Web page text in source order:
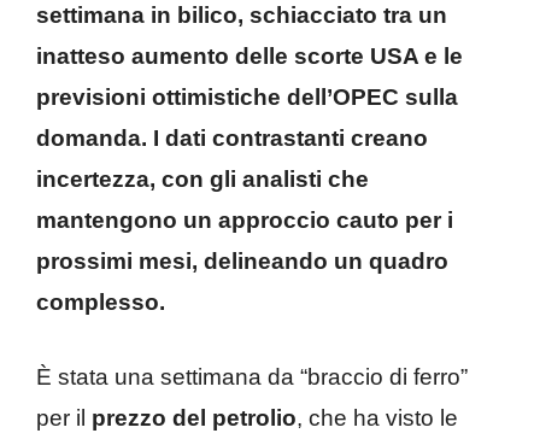
settimana in bilico, schiacciato tra un
inatteso aumento delle scorte USA e le
previsioni ottimistiche dell’OPEC sulla
domanda. I dati contrastanti creano
incertezza, con gli analisti che
mantengono un approccio cauto per i
prossimi mesi, delineando un quadro
complesso.
È stata una settimana da “braccio di ferro”
per il prezzo del petrolio, che ha visto le